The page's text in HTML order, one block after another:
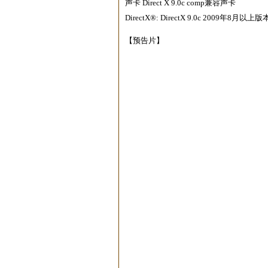
声卡 Direct X 9.0c comp兼容声卡
DirectX®: DirectX 9.0c 2009年8月以上版
【预告片】